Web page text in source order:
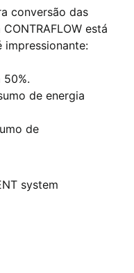
conversão das
está
impressionante:
de energia
de